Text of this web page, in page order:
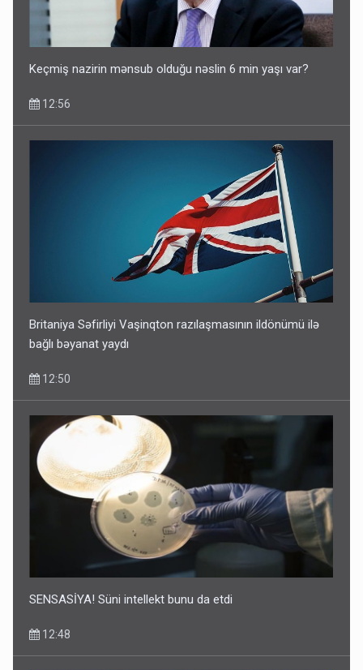
Keçmiş nazirin mənsub olduğu nəslin 6 min yaşı var?
12:56
Britaniya Səfirliyi Vaşinqton razılaşmasının ildönümü ilə
bağlı bəyanat yaydı
12:50
SENSASİYA! Süni intellekt bunu da etdi
12:48